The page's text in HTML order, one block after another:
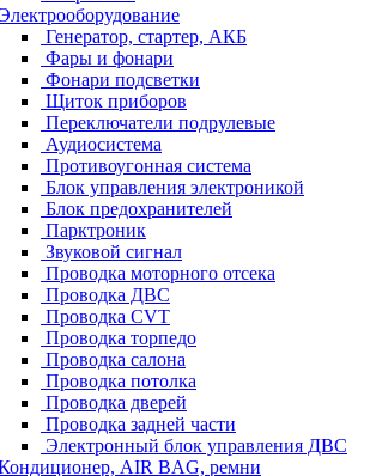
Генератор, стартер, АКБ
Фары и фонари
Фонари подсветки
Щиток приборов
Переключатели подрулевые
Аудиосистема
Противоугонная система
Блок управления электроникой
Блок предохранителей
Парктроник
Звуковой сигнал
Проводка моторного отсека
Проводка ДВС
Проводка CVT
Проводка торпедо
Проводка салона
Проводка потолка
Проводка дверей
Проводка задней части
Электронный блок управления ДВС
AIR BAG, ремни